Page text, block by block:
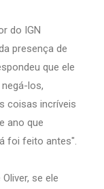
do IGN
presença de
que ele
los,
coisas incríveis
ano que
foi feito antes".
se ele